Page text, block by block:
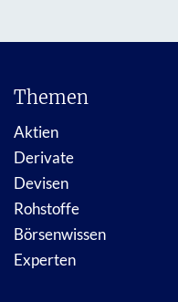
Themen
Aktien
Derivate
Devisen
Rohstoffe
Börsenwissen
Experten